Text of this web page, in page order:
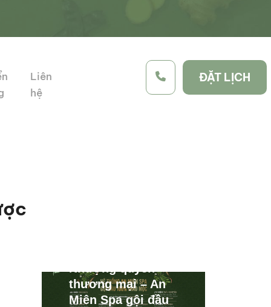
Liên
hệ
ĐẶT LỊCH
thương mại – An
Miên Spa gội đầu